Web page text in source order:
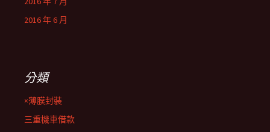
2016 年 6 月
分類
×薄膜封裝
三重機車借款